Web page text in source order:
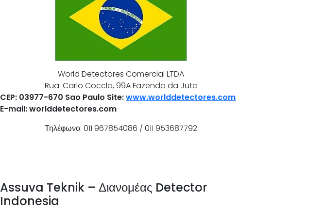
World Detectores Comercial LTDA
Rua: Carlo Coccla, 99A Fazenda da Juta
CEP: 03977-670 Sao Paulo Site:www.worlddetectores.com
E-mail: worlddetectores.com
Τηλέφωνο: 011 967854086 / 011 953687792
Assuva Teknik – Διανομέας Detector
Indonesia